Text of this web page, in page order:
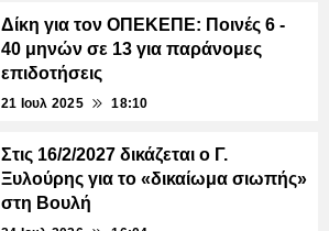
Δίκη για τον ΟΠΕΚΕΠΕ: Ποινές 6 -
40 μηνών σε 13 για παράνομες
επιδοτήσεις
21 Ιουλ 2025 18:10
Στις 16/2/2027 δικάζεται ο Γ.
Ξυλούρης για το «δικαίωμα σιωπής»
στη Βουλή